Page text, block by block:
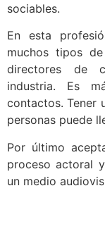
sociables.
En esta
muchos tipos
directores de
industria. Es
contactos. Tener
personas puede
Por último
proceso actoral
un medio